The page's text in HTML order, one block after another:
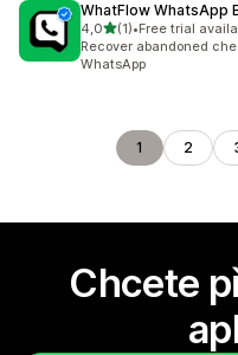
WhatFlow WhatsApp
4,0z 5 hvězd
(1)
Celkový počet recenzí: 1
•Free trial
Recover abandoned
WhatsApp
1 2
Chcete